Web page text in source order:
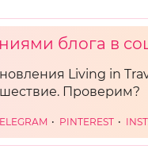
блога в
Living in
Проверим?
PINTEREST